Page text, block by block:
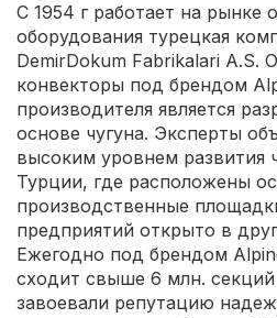
С 1954 г работает на рынке
оборудования турецкая
DemirDokum Fabrikalari A.S.
конвекторы под брендом
производителя является
основе чугуна. Эксперты
высоким уровнем развития
Турции, где расположены
производственные
предприятий открыто в
Ежегодно под брендом
сходит свыше 6 млн.
завоевали репутацию